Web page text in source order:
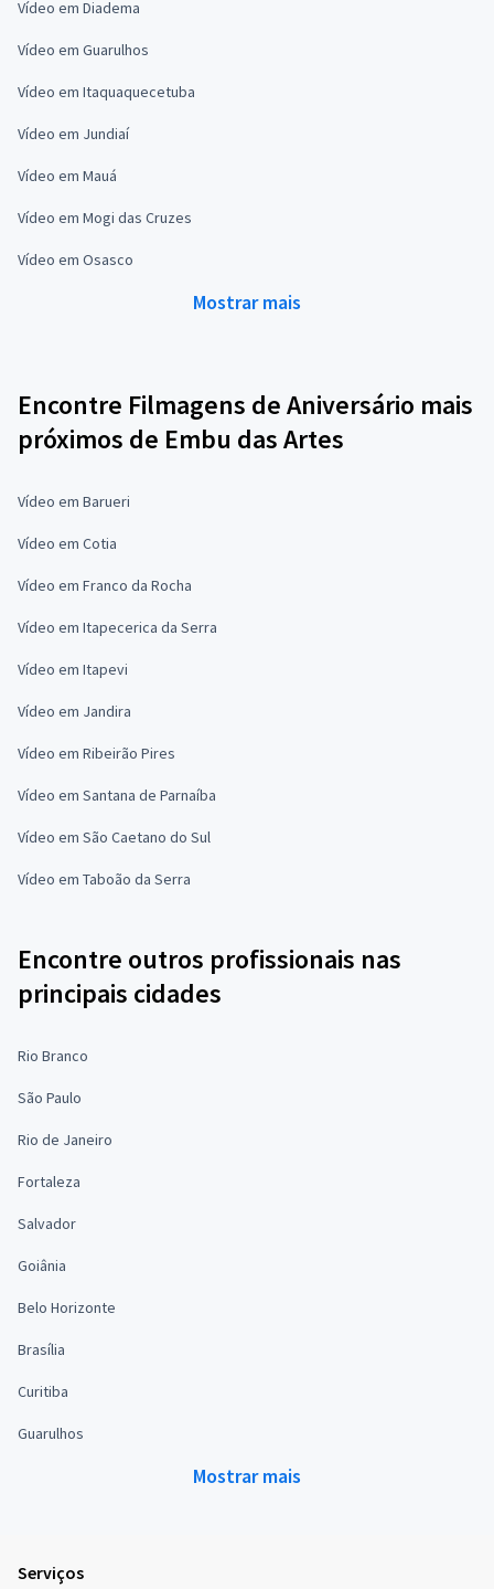
Vídeo em Diadema
Vídeo em Guarulhos
Vídeo em Itaquaquecetuba
Vídeo em Jundiaí
Vídeo em Mauá
Vídeo em Mogi das Cruzes
Vídeo em Osasco
Mostrar mais
Encontre Filmagens de Aniversário mais
próximos de Embu das Artes
Vídeo em Barueri
Vídeo em Cotia
Vídeo em Franco da Rocha
Vídeo em Itapecerica da Serra
Vídeo em Itapevi
Vídeo em Jandira
Vídeo em Ribeirão Pires
Vídeo em Santana de Parnaíba
Vídeo em São Caetano do Sul
Vídeo em Taboão da Serra
Encontre outros profissionais nas
principais cidades
Rio Branco
São Paulo
Rio de Janeiro
Fortaleza
Salvador
Goiânia
Belo Horizonte
Brasília
Curitiba
Guarulhos
Mostrar mais
Serviços